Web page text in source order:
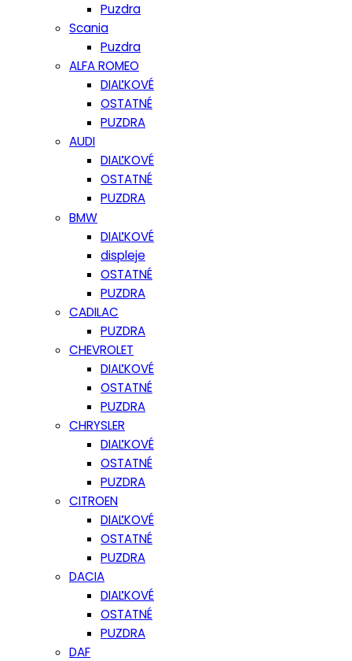
Puzdra
Scania
Puzdra
ALFA ROMEO
DIAĽKOVÉ
OSTATNÉ
PUZDRA
AUDI
DIAĽKOVÉ
OSTATNÉ
PUZDRA
BMW
DIAĽKOVÉ
displeje
OSTATNÉ
PUZDRA
CADILAC
PUZDRA
CHEVROLET
DIAĽKOVÉ
OSTATNÉ
PUZDRA
CHRYSLER
DIAĽKOVÉ
OSTATNÉ
PUZDRA
CITROEN
DIAĽKOVÉ
OSTATNÉ
PUZDRA
DACIA
DIAĽKOVÉ
OSTATNÉ
PUZDRA
DAF